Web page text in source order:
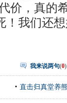
价，真的
！我们还
我来说两句(0)
直击归真堂养